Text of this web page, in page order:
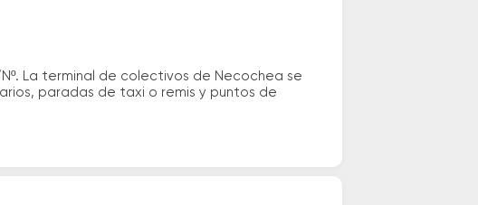
Nº. La terminal de colectivos de Necochea se
paradas de taxi o remis y puntos de